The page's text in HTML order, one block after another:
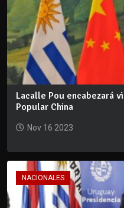
Lacalle Pou encabezará
Popular China
Nov 16 2023
NACIONALES